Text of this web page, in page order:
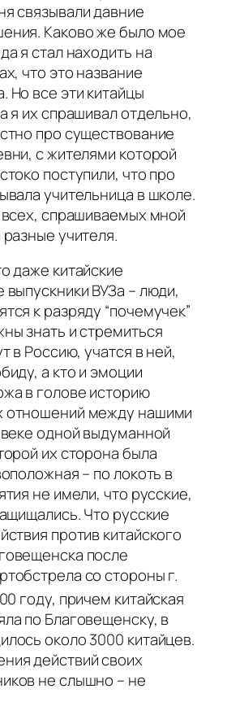
связывали давние
Каково же было мое
я стал находить на
что это название
Но все эти китайцы
я их спрашивал отдельно,
про существование
с жителями которой
поступили, что про
учительница в школе.
спрашиваемых мной
учителя.
даже китайские
ВУЗа – люди,
к разряду “почемучек”
знать и стремиться
в Россию, учатся в ней,
а кто и эмоции
в голове историю
отношений между нашими
одной выдуманной
их сторона была
– по локоть в
не имели, что русские,
Что русские
против китайского
после
со стороны г.
году, причем китайская
по Благовещенску, в
около 3000 китайцев.
действий своих
не слышно – не